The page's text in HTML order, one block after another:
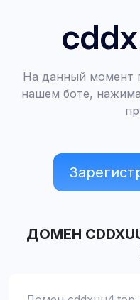
На данный момент
нашем боте,
ДОМЕН